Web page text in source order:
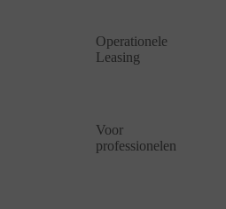
Operationele
Leasing
Voor
professionelen